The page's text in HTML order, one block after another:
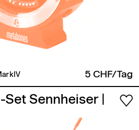
5 CHF/Tag
Set Sennheiser